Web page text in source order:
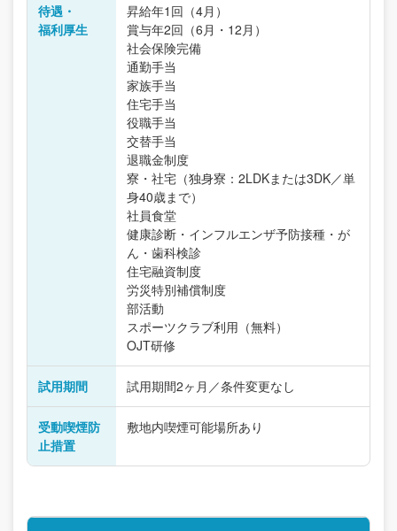
待遇・
福利厚生
昇給年1回（4月）
賞与年2回（6月・12月）
社会保険完備
通勤手当
家族手当
住宅手当
役職手当
交替手当
退職金制度
寮・社宅（独身寮：2LDKまたは3DK／単
身40歳まで）
社員食堂
健康診断・インフルエンザ予防接種・が
ん・歯科検診
住宅融資制度
労災特別補償制度
部活動
スポーツクラブ利用（無料）
OJT研修
試用期間 試用期間2ヶ月／条件変更なし
受動喫煙防
止措置
敷地内喫煙可能場所あり